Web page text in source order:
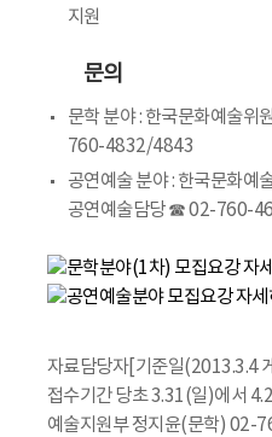
지원
문의
문학 분야 : 한국문화예술
760-4832/4843
공연예술 분야 : 한국문화예
공연예술담당 ☎ 02-760-
자료담당자[기준일(2013.3.4
접수기간 당초 3.31(일)에서
예술지원부 정지윤(문학) 02-